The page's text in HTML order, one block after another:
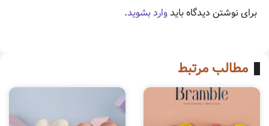
برای نوشتن دیدگاه بایدوارد بشوید.
مطالب مرتبط